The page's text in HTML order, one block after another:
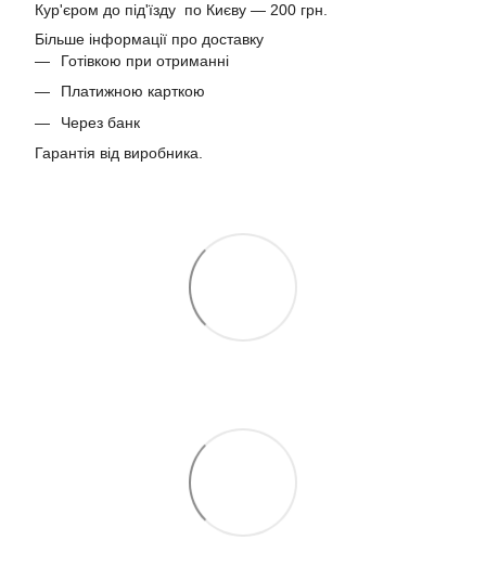
Кур'єром до під'їзду по Києву — 200 грн.
Більше інформації про доставку
Готівкою при отриманні
Платижною карткою
Через банк
Гарантія від виробника.